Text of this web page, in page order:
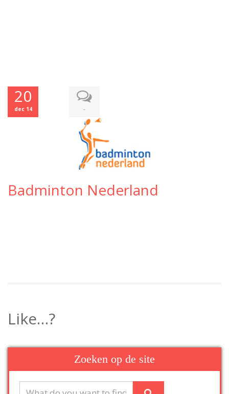
20
dec 14 -
Badminton Nederland
Like…?
Zoeken op de site